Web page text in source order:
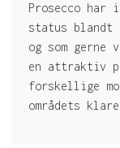
Prosecco har
status blandt
og som
en attraktiv
forskellige
områdets